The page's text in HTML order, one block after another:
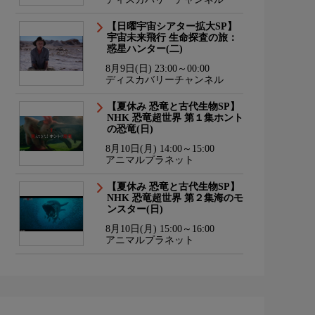
【日曜宇宙シアター拡大SP】
宇宙未来飛行 生命探査の旅：
惑星ハンター(二)
8月9日(日) 23:00～00:00
ディスカバリーチャンネル
【夏休み 恐竜と古代生物SP】
NHK 恐竜超世界 第１集ホント
の恐竜(日)
8月10日(月) 14:00～15:00
アニマルプラネット
【夏休み 恐竜と古代生物SP】
NHK 恐竜超世界 第２集海のモ
ンスター(日)
8月10日(月) 15:00～16:00
アニマルプラネット